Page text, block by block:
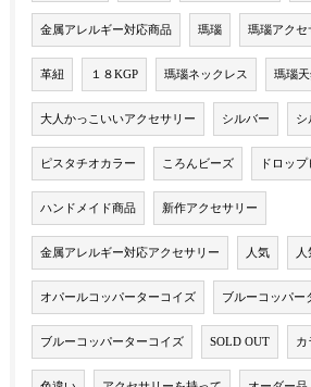
金属アレルギー対応商品 瑪瑙 瑪瑙アクセ
革紐 １８KGP 瑪瑙ネックレス 瑪瑙
大人かっこいいアクセサリー シルバー シ
ピスタチオカラー ころんビーズ ドロッ
ハンドメイド商品 新作アクセサリー
金属アレルギー対応アクセサリー 人気
オパールコッパーターコイズ ブルーコッパー
ブルーコッパーターコイズ SOLD OUT カ